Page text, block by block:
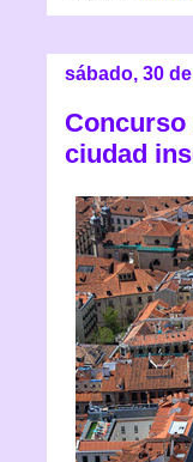
sábado, 30
Concurso
ciudad